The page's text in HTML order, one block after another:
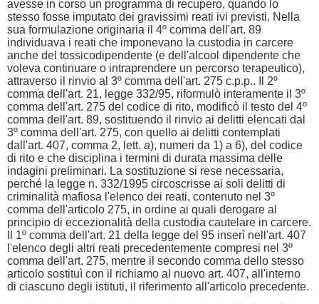
avesse in corso un programma di recupero, quando lo
stesso fosse imputato dei gravissimi reati ivi previsti. Nella
sua formulazione originaria il 4º comma dell'art. 89
individuava i reati che imponevano la custodia in carcere
anche del tossicodipendente (e dell'alcool dipendente che
voleva continuare o intraprendere un percorso terapeutico),
attraverso il rinvio al 3º comma dell'art. 275 c.p.p.. Il 2º
comma dell'art. 21, legge 332/95, riformulò interamente il 3º
comma dell'art. 275 del codice di rito, modificò il testo del 4º
comma dell'art. 89, sostituendo il rinvio ai delitti elencati dal
3º comma dell'art. 275, con quello ai delitti contemplati
dall'art. 407, comma 2, lett. a), numeri da 1) a 6), del codice
di rito e che disciplina i termini di durata massima delle
indagini preliminari. La sostituzione si rese necessaria,
perché la legge n. 332/1995 circoscrisse ai soli delitti di
criminalità mafiosa l'elenco dei reati, contenuto nel 3º
comma dell'articolo 275, in ordine ai quali derogare al
principio di eccezionalità della custodia cautelare in carcere.
Il 1º comma dell'art. 21 della legge del 95 inserì nell'art. 407
l'elenco degli altri reati precedentemente compresi nel 3º
comma dell'art. 275, mentre il secondo comma dello stesso
articolo sostituì con il richiamo al nuovo art. 407, all'interno
di ciascuno degli istituti, il riferimento all'articolo precedente.